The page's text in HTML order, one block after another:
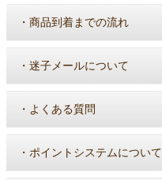
・ 商品到着までの流れ
・ 迷子メールについて
・ よくある質問
・ ポイントシステムについて